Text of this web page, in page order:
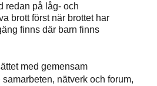
redan på låg- och
brott först när brottet har
finns där barn finns
med gemensam
nätverk och forum,